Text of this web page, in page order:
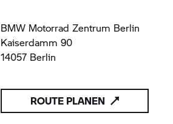
BMW Motorrad Zentrum Berlin
Kaiserdamm 90
14057 Berlin
ROUTE PLANEN